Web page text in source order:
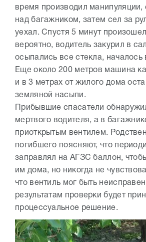
время производил манипуляции,
над багажником, затем сел за
уехал. Спустя 5 минут
вероятно, водитель закурил в
осыпались все стекла, началось
Еще около 200 метров машина
и в 3 метрах от жилого дома
земляной насыпи.
Прибывшие спасатели
мертвого водителя, а в
приоткрытым вентилем.
погибшего поясняют, что
заправлял на АГЗС баллон,
им дома, но никогда не
что вентиль мог быть
результатам проверки будет
процессуальное решение.